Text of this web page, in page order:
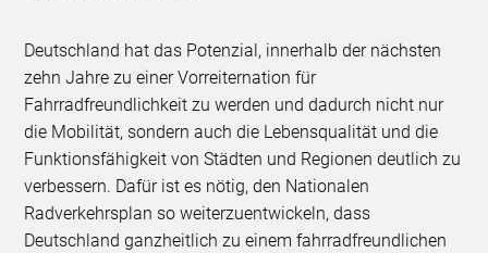
Deutschland hat das Potenzial, innerhalb der nächsten
zehn Jahre zu einer Vorreiternation für
Fahrradfreundlichkeit zu werden und dadurch nicht nur
die Mobilität, sondern auch die Lebensqualität und die
Funktionsfähigkeit von Städten und Regionen deutlich zu
verbessern. Dafür ist es nötig, den Nationalen
Radverkehrsplan so weiterzuentwickeln, dass
Deutschland ganzheitlich zu einem fahrradfreundlichen